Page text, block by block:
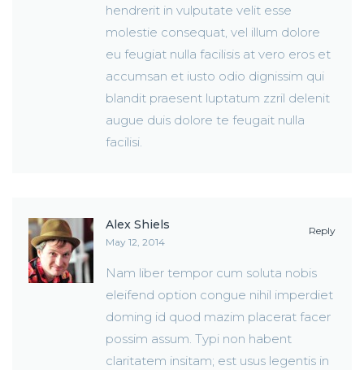
hendrerit in vulputate velit esse
molestie consequat, vel illum dolore
eu feugiat nulla facilisis at vero eros et
accumsan et iusto odio dignissim qui
blandit praesent luptatum zzril delenit
augue duis dolore te feugait nulla
facilisi.
Reply
Alex Shiels
May 12, 2014
Nam liber tempor cum soluta nobis
eleifend option congue nihil imperdiet
doming id quod mazim placerat facer
possim assum. Typi non habent
claritatem insitam; est usus legentis in